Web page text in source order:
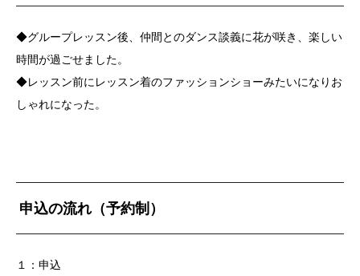
◆グループレッスン後、仲間とのダンス談義に花が咲き、楽しい
時間が過ごせました。
◆レッスン前にレッスン着のファッションショーみたいになりお
しゃれになった。
申込の流れ（予約制）
１：申込